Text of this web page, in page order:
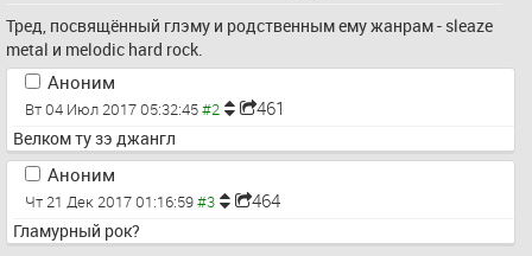
Тред, посвящённый глэму и родственным ему жанрам - sleaze
metal и melodic hard rock.
Аноним
Вт 04 Июл 2017 05:32:45 461
Велком ту зэ джангл
Аноним
Чт 21 Дек 2017 01:16:59 464
Гламурный рок?